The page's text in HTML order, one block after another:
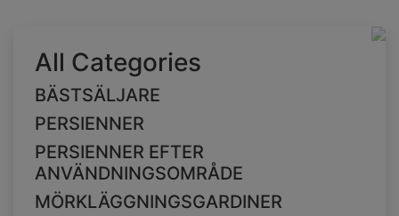
All Categories
BÄSTSÄLJARE
PERSIENNER
PERSIENNER EFTER
ANVÄNDNINGSOMRÅDE
MÖRKLÄGGNINGSGARDINER